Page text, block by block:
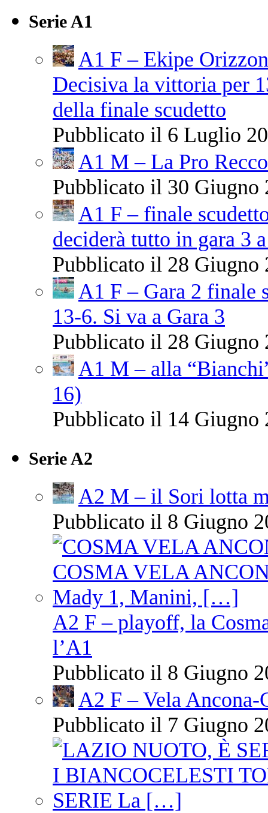
Serie A1
A1 F – Ekipe
Decisiva la vittoria per
della finale scudetto
Pubblicato il 6 Luglio
A1 M – La Pro
Pubblicato il 30 Giugno
A1 F – finale
deciderà tutto in gara 3
Pubblicato il 28 Giugno
A1 F – Gara 2 finale
13-6. Si va a Gara 3
Pubblicato il 28 Giugno
A1 M – alla
16)
Pubblicato il 14 Giugno
Serie A2
A2 M – il Sori lotta
Pubblicato il 8 Giugno
A2 F – playoff, la
l’A1
Pubblicato il 8 Giugno
A2 F – Vela
Pubblicato il 7 Giugno